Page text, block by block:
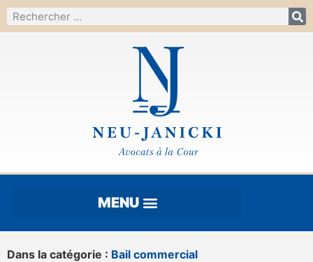
Dans la catégorie : Bail commercial